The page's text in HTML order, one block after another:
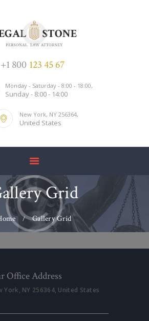
+1 800 123 45 67
Monday - Saturday - 8:00 - 18:00,
Sunday - 8:00 - 14:00
New York, NY 256364,
United States
Grid
Gallery Grid
Office Address
York, NY 256364, United States